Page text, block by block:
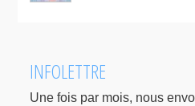
INFOLETTRE
Une fois par mois, nous